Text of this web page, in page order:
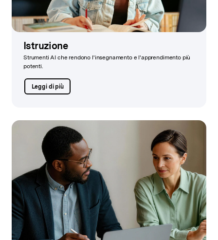
Istruzione
Strumenti AI che rendono l'insegnamento e l'apprendimento più
potenti.
Leggi di più